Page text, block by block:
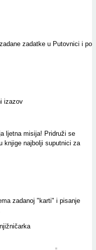
zadatke u Putovnici i po
izazov
ljetna misija! Pridruži se
knjige najbolji suputnici za
zadanoj "karti" i pisanje